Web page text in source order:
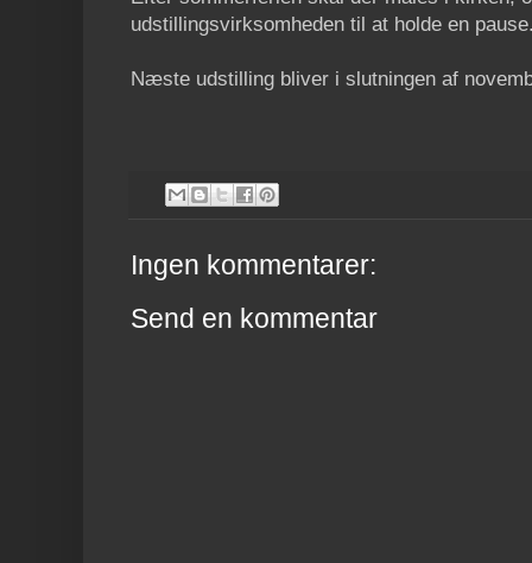
udstillingsvirksomheden til at holde en
Næste udstilling bliver i slutningen af
Ingen kommentarer:
Send en kommentar